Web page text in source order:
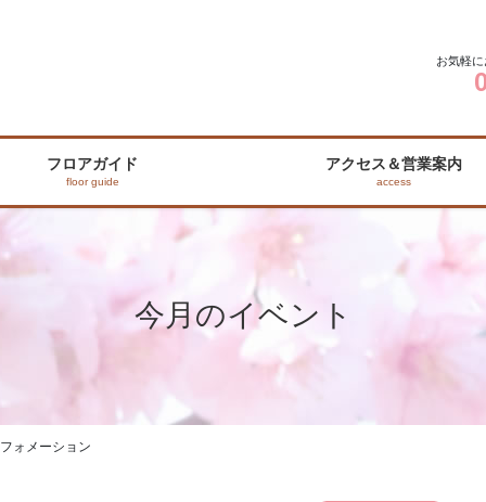
お気軽
フロアガイド
floor guide
アクセス＆営業案内
access
今月のイベント
ォメーション